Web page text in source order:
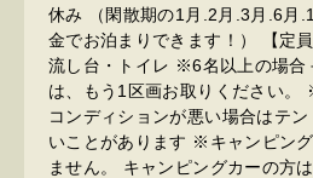
休み （閑散期の1月.2月.3月.6月
金でお泊まりできます！） 【
流し台・トイレ ※6名以上の場合
は、もう1区画お取りください
コンディションが悪い場合はテ
いことがあります ※キャンピン
ません。 キャンピングカーの方